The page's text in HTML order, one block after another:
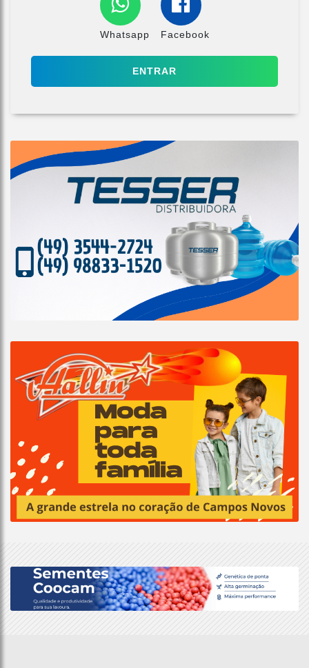
Whatsapp Facebook
ENTRAR